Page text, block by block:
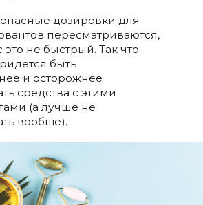
дозировки для
пересматриваются,
не быстрый. Так что
быть
и осторожнее
средства с этими
(а лучше не
вообще).